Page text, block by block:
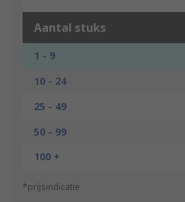
Aantal stuks
1 - 9
10 - 24
25 - 49
50 - 99
100 +
*prijsindicatie